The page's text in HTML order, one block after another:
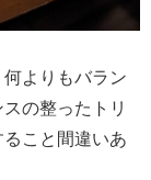
よりもバラン
の整ったトリ
こと間違いあ